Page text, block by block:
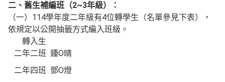
二、舊生補編班（2~3年級）：
（一）114學年度二年級有4位轉學生（名單參見下表），
依規定以公開抽籤方式編入班級。
轉入生
二年二班 鍾O晴
二年四班 鄧O燈